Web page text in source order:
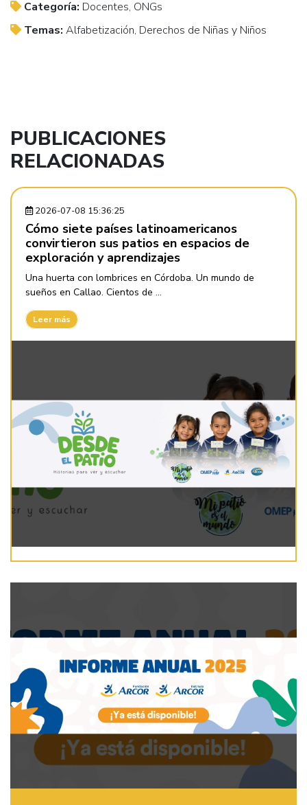
Categoría: Docentes, ONGs
Temas: Alfabetización, Derechos de Niñas y Niños
PUBLICACIONES
RELACIONADAS
2026-07-08 15:36:25
Cómo siete países latinoamericanos
convirtieron sus patios en espacios de
exploración y aprendizajes
Una huerta con lombrices en Córdoba. Un mundo de
sueños en Callao. Cientos de ...
Leer más